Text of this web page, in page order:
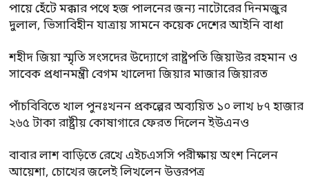
পায়ে হেঁটে মক্কার পথে হজ পালনের জন্য নাটোরের দিনমজুর
দুলাল, ভিসাবিহীন যাত্রায় সামনে কয়েক দেশের আইনি বাধা
শহীদ জিয়া স্মৃতি সংসদের উদ্যোগে রাষ্ট্রপতি জিয়াউর রহমান ও
সাবেক প্রধানমন্ত্রী বেগম খালেদা জিয়ার মাজার জিয়ারত
পাঁচবিবিতে খাল পুনঃখনন প্রকল্পের অব্যয়িত ১০ লাখ ৮৭ হাজার
২৬৫ টাকা রাষ্ট্রীয় কোষাগারে ফেরত দিলেন ইউএনও
বাবার লাশ বাড়িতে রেখে এইচএসসি পরীক্ষায় অংশ নিলেন
আয়েশা, চোখের জলেই লিখলেন উত্তরপত্র